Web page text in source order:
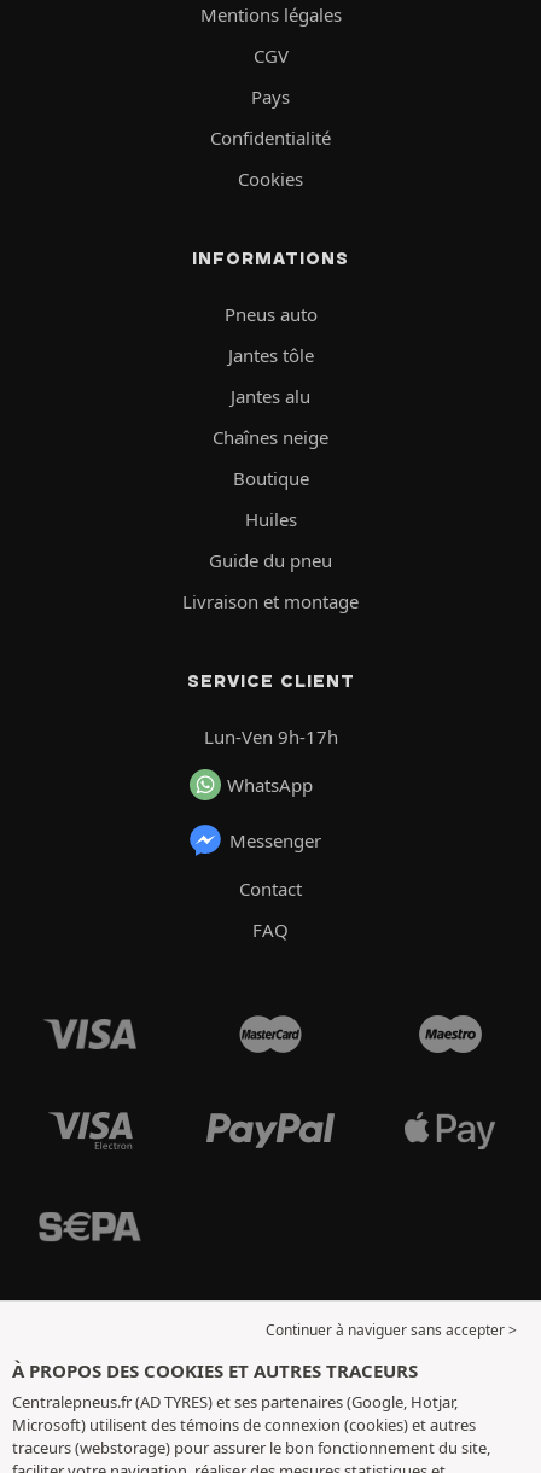
Mentions légales
CGV
Pays
Confidentialité
Cookies
INFORMATIONS
Pneus auto
Jantes tôle
Jantes alu
Chaînes neige
Boutique
Huiles
Guide du pneu
Livraison et montage
SERVICE CLIENT
Lun-Ven 9h-17h
WhatsApp
Messenger
Contact
FAQ
Continuer à naviguer sans accepter >
À PROPOS DES COOKIES ET AUTRES TRACEURS
Centralepneus.fr (AD TYRES) et ses partenaires (Google, Hotjar,
Microsoft) utilisent des témoins de connexion (cookies) et autres
traceurs (webstorage) pour assurer le bon fonctionnement du site,